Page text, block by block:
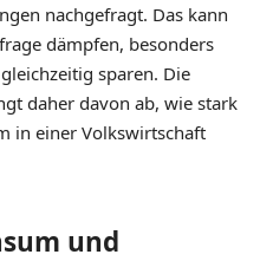
nachgefragt. Das kann
dämpfen, besonders
sparen. Die
daher davon ab, wie stark
in einer Volkswirtschaft
und